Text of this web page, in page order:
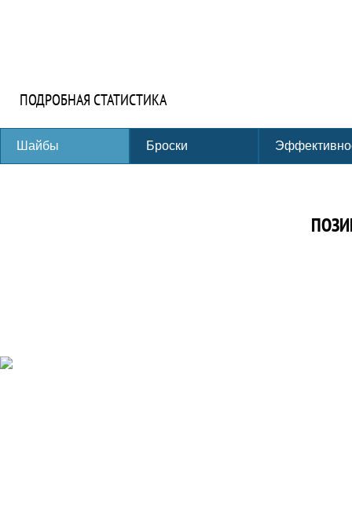
ПОДРОБНАЯ СТАТИСТИКА
Шайбы Броски